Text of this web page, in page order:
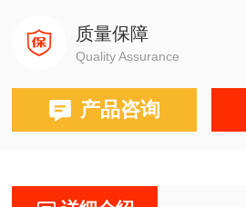
质量保障
Quality Assurance
产品咨询